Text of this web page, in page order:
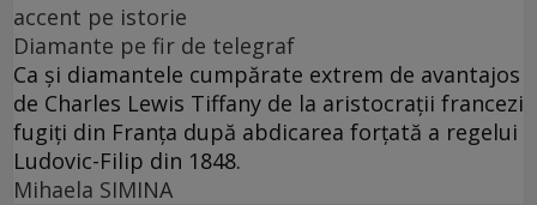
accent pe istorie
Diamante pe fir de telegraf
Ca și diamantele cumpărate extrem de avantajos
de Charles Lewis Tiffany de la aristocrații francezi
fugiți din Franța după abdicarea forțată a regelui
Ludovic-Filip din 1848.
Mihaela SIMINA